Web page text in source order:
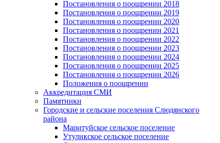
Постановления о поощрении 2018
Постановления о поощрении 2019
Постановления о поощрении 2020
Постановления о поощрении 2021
Постановления о поощрении 2022
Постановления о поощрении 2023
Постановления о поощрении 2024
Постановления о поощрении 2025
Постановления о поощрении 2026
Положения о поощрении
Аккредитация СМИ
Памятники
Городские и сельские поселения Слюдянского
района
Маритуйское сельское поселение
Утуликское сельское поселение